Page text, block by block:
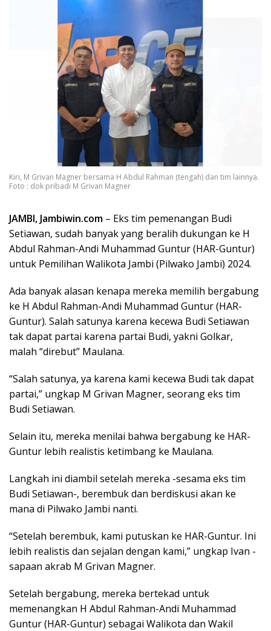
Kiri, M Grivan Magner bersama H Abdul Rahman (tengah) dan tim lainnya.
Foto : dok pribadi M Grivan Magner
JAMBI, Jambiwin.com – Eks tim pemenangan Budi
Setiawan, sudah banyak yang beralih dukungan ke H
Abdul Rahman-Andi Muhammad Guntur (HAR-Guntur)
untuk Pemilihan Walikota Jambi (Pilwako Jambi) 2024.
Ada banyak alasan kenapa mereka memilih bergabung
ke H Abdul Rahman-Andi Muhammad Guntur (HAR-
Guntur). Salah satunya karena kecewa Budi Setiawan
tak dapat partai karena partai Budi, yakni Golkar,
malah “direbut” Maulana.
“Salah satunya, ya karena kami kecewa Budi tak dapat
partai,” ungkap M Grivan Magner, seorang eks tim
Budi Setiawan.
Selain itu, mereka menilai bahwa bergabung ke HAR-
Guntur lebih realistis ketimbang ke Maulana.
Langkah ini diambil setelah mereka -sesama eks tim
Budi Setiawan-, berembuk dan berdiskusi akan ke
mana di Pilwako Jambi nanti.
“Setelah berembuk, kami putuskan ke HAR-Guntur. Ini
lebih realistis dan sejalan dengan kami,” ungkap Ivan -
sapaan akrab M Grivan Magner.
Setelah bergabung, mereka bertekad untuk
memenangkan H Abdul Rahman-Andi Muhammad
Guntur (HAR-Guntur) sebagai Walikota dan Wakil